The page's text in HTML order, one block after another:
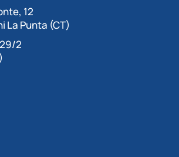
12
La Punta (CT)
2